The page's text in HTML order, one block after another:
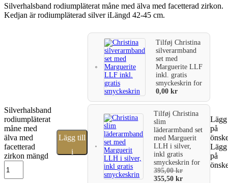
Silverhalsband rodiumpläterat måne med älva med facetterad zirkon.
Kedjan är rodiumpläterad silver iLängd 42-45 cm.
Silverhalsband
rodiumpläterat
måne med
älva med
facetterad
zirkon mängd
Lägg till
i
TilføjChristina
silverarmband
set med
Marguerite LLF
inkl. gratis
smyckeskrinfor
0,00kr
TilføjChristina
slim
läderarmband set
med Marguerit
LLH i silver,
inkl gratis
smyckeskrinfor
395,00kr
355,50kr
på
på